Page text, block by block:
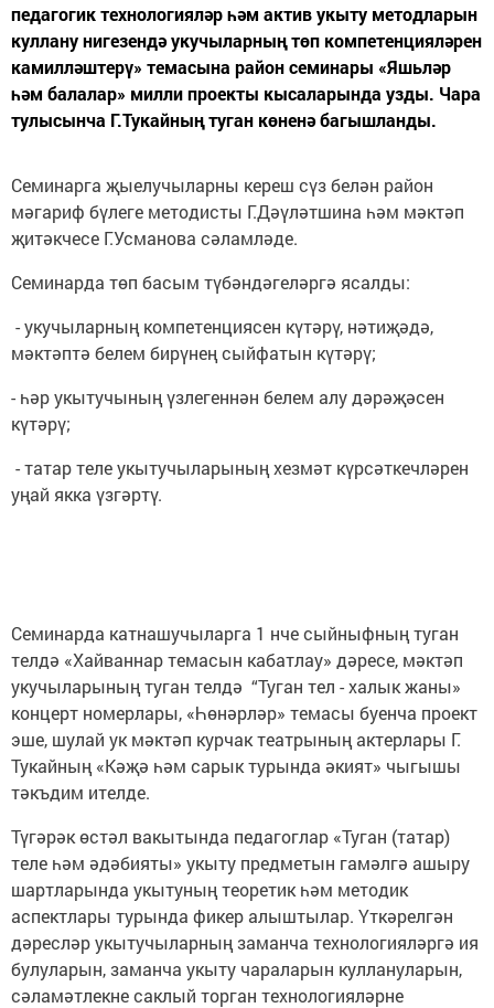
педагогик технологияләр һәм актив укыту методларын
куллану нигезендә укучыларның төп компетенцияләрен
камилләштерү» темасына район семинары «Яшьләр
һәм балалар» милли проекты кысаларында узды. Чара
тулысынча Г.Тукайның туган көненә багышланды.
Семинарга җыелучыларны кереш сүз белән район
мәгариф бүлеге методисты Г.Дәүләтшина һәм мәктәп
җитәкчесе Г.Усманова сәламләде.
Семинарда төп басым түбәндәгеләргә ясалды:
- укучыларның компетенциясен күтәрү, нәтиҗәдә,
мәктәптә белем бирүнең сыйфатын күтәрү;
- һәр укытучының үзлегеннән белем алу дәрәҗәсен
күтәрү;
- татар теле укытучыларының хезмәт күрсәткечләрен
уңай якка үзгәртү.
Семинарда катнашучыларга 1 нче сыйныфның туган
телдә «Хайваннар темасын кабатлау» дәресе, мәктәп
укучыларының туган телдә “Туган тел - халык жаны»
концерт номерлары, «Һөнәрләр» темасы буенча проект
эше, шулай ук мәктәп курчак театрының актерлары Г.
Тукайның «Кәҗә һәм сарык турында әкият» чыгышы
тәкъдим ителде.
Түгәрәк өстәл вакытында педагоглар «Туган (татар)
теле һәм әдәбияты» укыту предметын гамәлгә ашыру
шартларында укытуның теоретик һәм методик
аспектлары турында фикер алыштылар. Үткәрелгән
дәресләр укытучыларның заманча технологияләргә ия
булуларын, заманча укыту чараларын куллануларын,
сәламәтлекне саклый торган технологияләрне